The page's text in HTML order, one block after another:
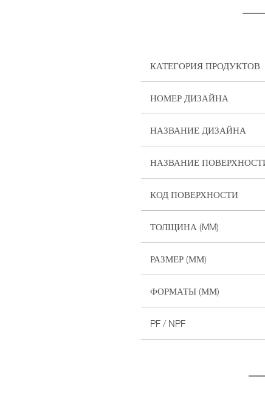
КАТЕГОРИЯ ПРОДУКТОВ
НОМЕР ДИЗАЙНА
НАЗВАНИЕ ДИЗАЙНА
НАЗВАНИЕ
КОД ПОВЕРХНОСТИ
ТОЛЩИНА (MM)
РАЗМЕР (ММ)
ФОРМАТЫ (ММ)
PF / NPF